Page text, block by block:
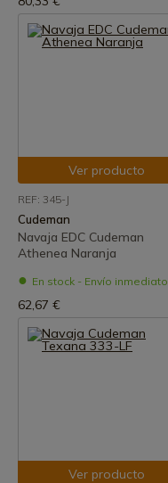
Ver producto
REF: 345-J
Cudeman
Navaja EDC Cudeman
Athenea Naranja
En stock - Envío inmediato
62,67 €
Ver producto